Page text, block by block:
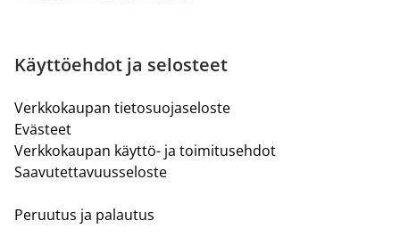
Käyttöehdot ja selosteet
Verkkokaupan tietosuojaseloste
Evästeet
Verkkokaupan käyttö- ja toimitusehdot
Saavutettavuusseloste
Peruutus ja palautus